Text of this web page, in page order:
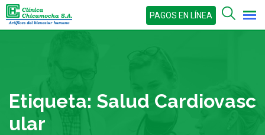
Skip
to
PAGOS EN LÍNEA
Etiqueta: Salud Cardiovasc
Ular